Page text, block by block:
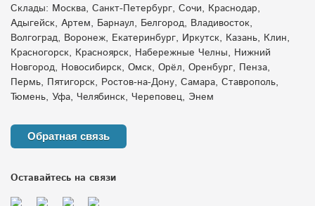
Склады: Москва, Санкт-Петербург, Сочи, Краснодар,
Адыгейск, Артем, Барнаул, Белгород, Владивосток,
Волгоград, Воронеж, Екатеринбург, Иркутск, Казань, Клин,
Красногорск, Красноярск, Набережные Челны, Нижний
Новгород, Новосибирск, Омск, Орёл, Оренбург, Пенза,
Пермь, Пятигорск, Ростов-на-Дону, Самара, Ставрополь,
Тюмень, Уфа, Челябинск, Череповец, Энем
Обратная связь
Оставайтесь на связи